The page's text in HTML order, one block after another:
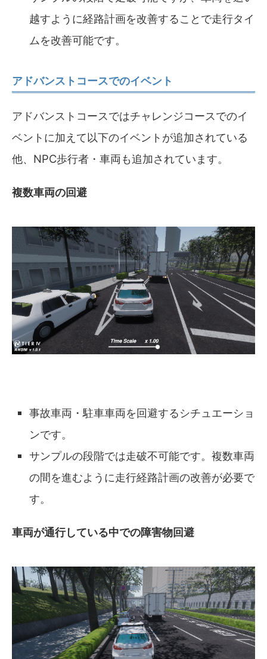
越すように経路計画を改善することで走行タイ
ムを改善可能です。
アドバンストコースでのイベント
アドバンストコースではチャレンジコースでのイ
ベントに加えて以下のイベントが追加されている
他、NPC歩行者・車両も追加されています。
複数車両の回避
事故車両・駐車車両を回避するシチュエーショ
ンです。
サンプルの段階では走破不可能です。複数車両
の間を進むように走行経路計画の改善が必要で
す。
車両が通行している中での障害物回避